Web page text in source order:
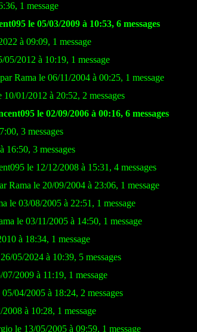
1 message
le 05/03/2009 à 10:53, 6 messages
à 09:09, 1 message
2012 à 10:19, 1 message
Rama le 06/11/2004 à 00:25, 1 message
01/2012 à 20:52, 2 messages
le 02/09/2006 à 00:16, 6 messages
3 messages
3 messages
le 12/12/2008 à 15:31, 4 messages
Rama le 20/09/2004 à 23:06, 1 message
le 03/08/2005 à 22:51, 1 message
le 03/11/2005 à 14:50, 1 message
à 18:34, 1 message
05/2024 à 10:39, 5 messages
2009 à 11:19, 1 message
04/2005 à 18:24, 2 messages
à 10:28, 1 message
le 13/05/2005 à 09:59, 1 message